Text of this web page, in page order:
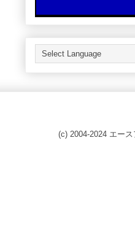
(c) 2004-2024 エー